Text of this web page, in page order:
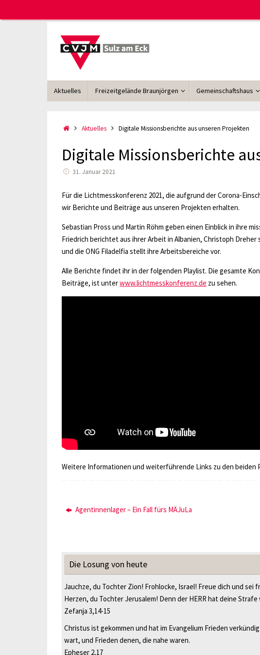
Inhalt
Inhalt
Aktuelles Freizeitgelände Braunjörgen Gemeinschaftshaus
StartAktuelles Digitale Missionsberichte aus unseren Projekten
Digitale Missionsberichte
31. Januar 2021
Für die Lichtmesskonferenz 2021, die aufgrund der Corona-
wir Berichte und Beiträge aus unseren Projekten erhalten.
Sebastian Pross und Martin Röhm geben einen Einblick in ihre
Friedrich berichtet aus ihrer Arbeit in Albanien, Christoph
und die ONG Filadelfia stellt ihre Arbeitsbereiche vor.
Alle Berichte findet ihr in der folgenden Playlist. Die gesamte
Beiträge, ist unterwww.lichtmesskonferenz.de zu sehen.
Weitere Informationen und weiterführende Links zu den beiden
Agentinnenlager – Ein Fall fürs MÄJuLa
Die Losung von heute
Jauchze, du Tochter Zion! Frohlocke, Israel! Freue dich und sei
Herzen, du Tochter Jerusalem! Denn der HERR hat deine Strafe
Zefanja 3,14-15
Christus ist gekommen und hat im Evangelium Frieden
wart, und Frieden denen, die nahe waren.
Epheser 2,17